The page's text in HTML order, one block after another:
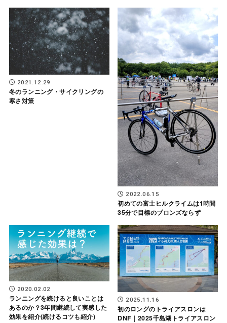
2021.12.29
冬のランニング・サイクリングの
寒さ対策
2022.06.15
初めての富士ヒルクライムは1時間
35分で目標のブロンズならず
2020.02.02
ランニングを続けると良いことは
あるのか？3年間継続して実感した
効果を紹介(続けるコツも紹介)
2025.11.16
初のロングのトライアスロンは
DNF｜2025千島湖トライアスロン